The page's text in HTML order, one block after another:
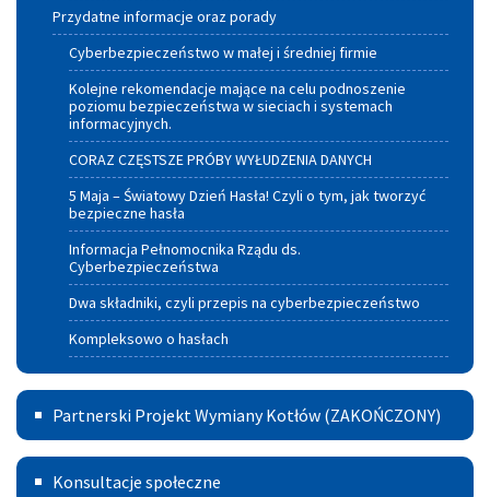
Przydatne informacje oraz porady
Cyberbezpieczeństwo w małej i średniej firmie
Kolejne rekomendacje mające na celu podnoszenie
poziomu bezpieczeństwa w sieciach i systemach
informacyjnych.
CORAZ CZĘSTSZE PRÓBY WYŁUDZENIA DANYCH
5 Maja – Światowy Dzień Hasła! Czyli o tym, jak tworzyć
bezpieczne hasła
Informacja Pełnomocnika Rządu ds.
Cyberbezpieczeństwa
Dwa składniki, czyli przepis na cyberbezpieczeństwo
Kompleksowo o hasłach
Partnerski
Projekt
Wymiany
Partnerski Projekt Wymiany Kotłów (ZAKOŃCZONY)
Konsultacje
Konsultacje społeczne